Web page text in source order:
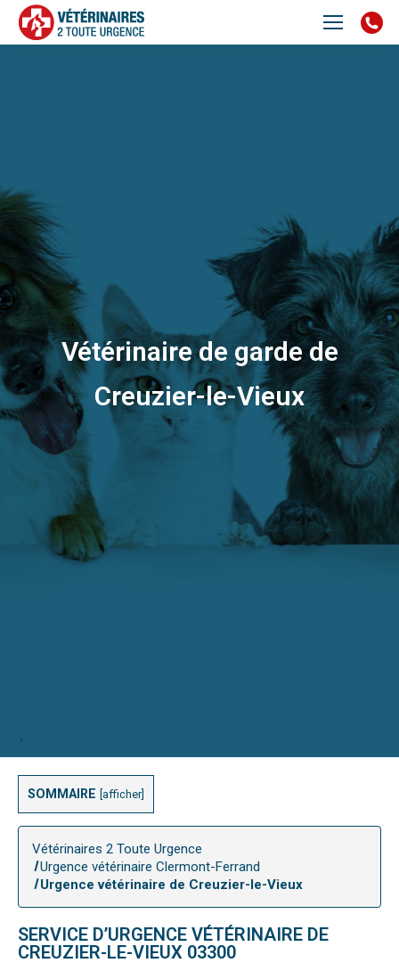
SOMMAIRE afficher
Vétérinaire de garde de
Creuzier-le-Vieux
Vétérinaires 2 Toute Urgence
Urgence vétérinaire Clermont-Ferrand
Urgence vétérinaire de Creuzier-le-Vieux
SERVICE D’URGENCE VÉTÉRINAIRE DE
CREUZIER-LE-VIEUX 03300